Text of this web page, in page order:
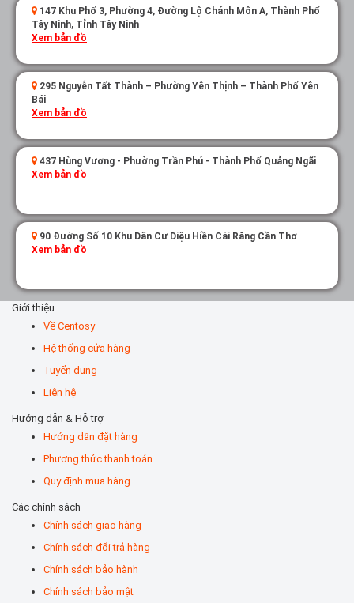
147 Khu Phố 3, Phường 4, Đường Lộ Chánh Môn A, Thành Phố
Tây Ninh, Tỉnh Tây Ninh
Xem bản đồ
295 Nguyễn Tất Thành – Phường Yên Thịnh – Thành Phố Yên
Bái
Xem bản đồ
437 Hùng Vương - Phường Trần Phú - Thành Phố Quảng Ngãi
Xem bản đồ
90 Đường Số 10 Khu Dân Cư Diệu Hiền Cái Răng Cần Thơ
Xem bản đồ
Giới thiệu
Về Centosy
Hệ thống cửa hàng
Tuyển dụng
Liên hệ
Hướng dẫn & Hỗ trợ
Hướng dẫn đặt hàng
Phương thức thanh toán
Quy định mua hàng
Các chính sách
Chính sách giao hàng
Chính sách đổi trả hàng
Chính sách bảo hành
Chính sách bảo mật